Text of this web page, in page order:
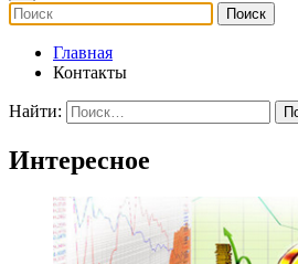
Главная
Контакты
Найти:
Интересное